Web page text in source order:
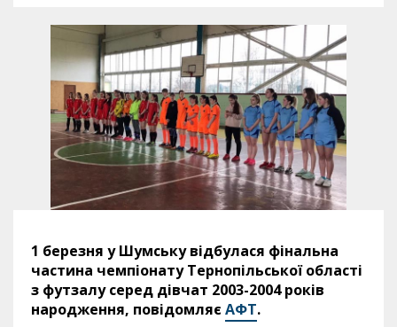
1 березня у Шумську відбулася фінальна
частина чемпіонату Тернопільської області
з футзалу серед дівчат 2003-2004 років
народження, повідомляє АФТ.